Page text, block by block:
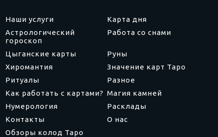
Наши услуги
Карта дня
Астрологический
гороскоп
Работа со снами
Цыганские карты
Руны
Хиромантия
Значение карт Таро
Ритуалы
Разное
Как работать с картами? Магия камней
Нумерология
Расклады
Контакты
О нас
Обзоры колод Таро